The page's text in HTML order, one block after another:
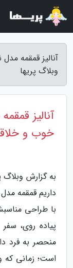
آنالیز قمقمه
وبلاگ پریها
آنالیز
خوب و
به گزارش
داریم قمقمه
با طراحی
پیاده روی،
منحصر به فرد
است؛ زمانی که